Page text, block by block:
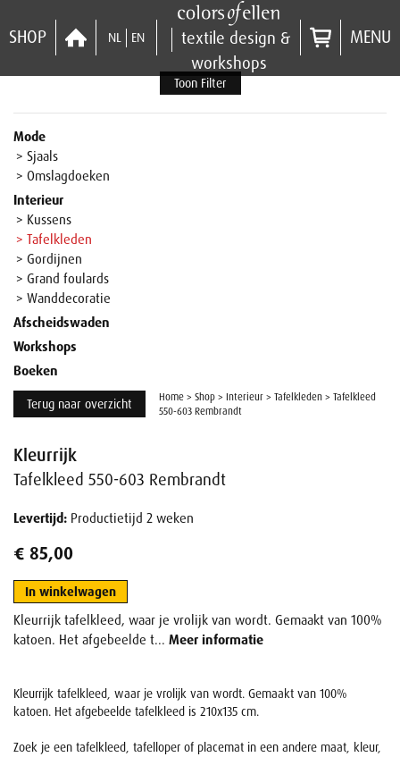
SHOP NL EN
textile design &
workshops
MENU
Toon Filter
Mode
> Sjaals
> Omslagdoeken
Interieur
> Kussens
> Tafelkleden
> Gordijnen
> Grand foulards
> Wanddecoratie
Afscheidswaden
Workshops
Boeken
Terug naar overzicht Home > Shop > Interieur > Tafelkleden > Tafelkleed
550-603 Rembrandt
Kleurrijk
Tafelkleed 550-603 Rembrandt
Levertijd: Productietijd 2 weken
€ 85,00
In winkelwagen
Kleurrijk tafelkleed, waar je vrolijk van wordt. Gemaakt van 100%
katoen. Het afgebeelde t... Meer informatie
Kleurrijk tafelkleed, waar je vrolijk van wordt. Gemaakt van 100%
katoen. Het afgebeelde tafelkleed is 210x135 cm.
Zoek je een tafelkleed, tafelloper of placemat in een andere maat, kleur,